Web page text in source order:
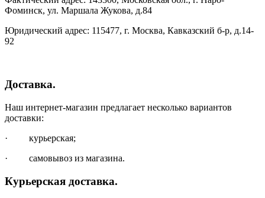
Фоминск, ул. Маршала Жукова, д.84
Юридический адрес: 115477, г. Москва, Кавказский б-р, д.14-
92
Доставка.
Наш интернет-магазин предлагает несколько вариантов
доставки:
· курьерская;
· самовывоз из магазина.
Курьерская доставка.